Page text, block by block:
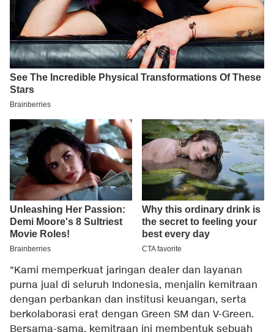
"Kami memperkuat jaringan dealer dan layanan
purna jual di seluruh Indonesia, menjalin kemitraan
dengan perbankan dan institusi keuangan, serta
berkolaborasi erat dengan Green SM dan V-Green.